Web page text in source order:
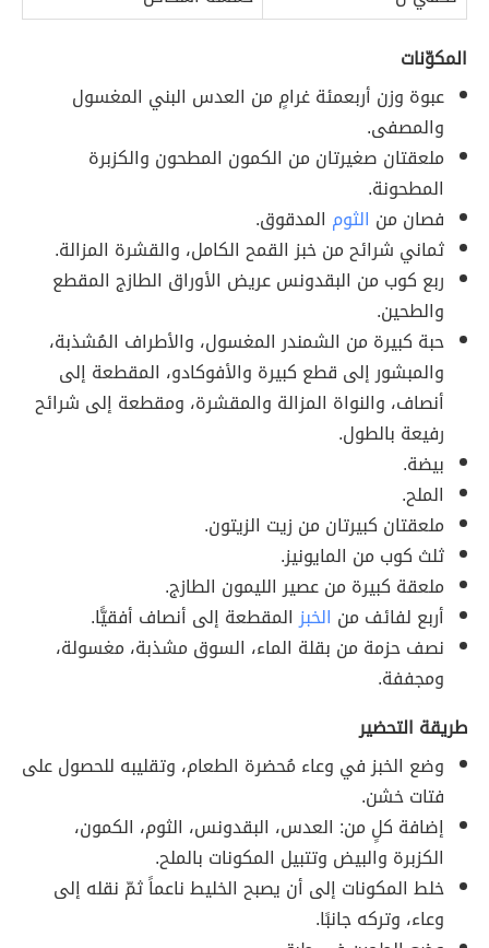
المكوّنات
عبوة وزن أربعمئة غرامٍ من العدس البني المغسول
والمصفى.
ملعقتان صغيرتان من الكمون المطحون والكزبرة
المطحونة.
فصان من الثوم المدقوق.
ثماني شرائح من خبز القمح الكامل، والقشرة المزالة.
ربع كوب من البقدونس عريض الأوراق الطازج المقطع
والطحين.
حبة كبيرة من الشمندر المغسول، والأطراف المُشذبة،
والمبشور إلى قطع كبيرة والأفوكادو، المقطعة إلى
أنصاف، والنواة المزالة والمقشرة، ومقطعة إلى شرائح
رفيعة بالطول.
بيضة.
الملح.
ملعقتان كبيرتان من زيت الزيتون.
ثلث كوب من المايونيز.
ملعقة كبيرة من عصير الليمون الطازج.
أربع لفائف من الخبزالمقطعة إلى أنصاف أفقيًّا.
نصف حزمة من بقلة الماء، السوق مشذبة، مغسولة،
ومجففة.
طريقة التحضير
وضع الخبز في وعاء مُحضرة الطعام، وتقليبه للحصول على
فتات خشن.
إضافة كلٍ من: العدس، البقدونس، الثوم، الكمون،
الكزبرة والبيض وتتبيل المكونات بالملح.
خلط المكونات إلى أن يصبح الخليط ناعماً ثمّ نقله إلى
وعاء، وتركه جانبًا.